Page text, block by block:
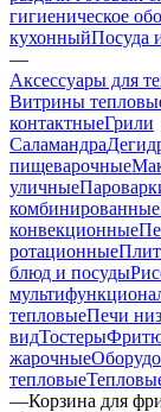
гигиеническое
кухонныйПосуда
—
Аксессуары для
Витрины
контактныеГрили
Саламандра
пищеварочные
уличные
комбинированные
конвекционные
ротационные
блюд и посуды
тепловыеПечи
видТостеры
жарочные
тепловые
—Корзина для